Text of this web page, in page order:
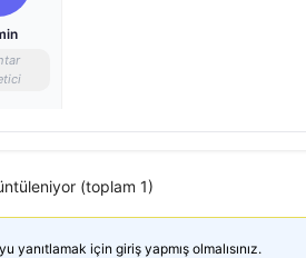
(toplam 1)
yanıtlamak için giriş yapmış olmalısınız.